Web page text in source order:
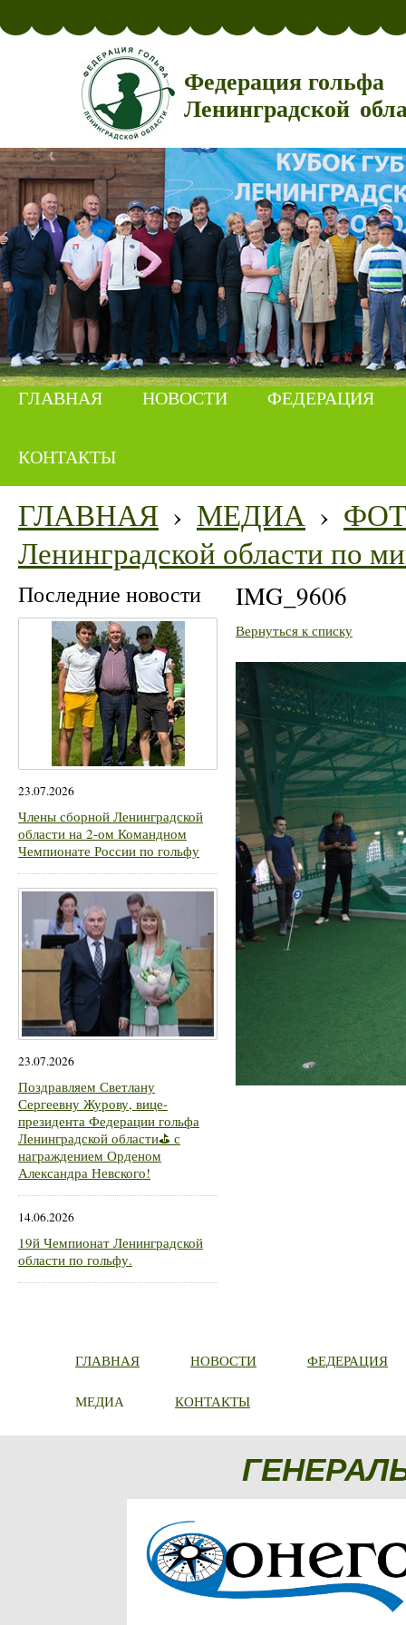
Федерация гольфа
Ленинградской
ГЛАВНАЯ НОВОСТИ ФЕДЕРАЦИЯ
КОНТАКТЫ
ГЛАВНАЯ › МЕДИА ›
Ленинградской области по
Последние новости
23.07.2026
Члены сборной Ленинградской
области на 2-ом Командном
Чемпионате России по гольфу
23.07.2026
Поздравляем Светлану
Сергеевну Журову, вице-
президента Федерации гольфа
Ленинградской области⛳ с
награждением Орденом
Александра Невского!
14.06.2026
19й Чемпионат Ленинградской
области по гольфу.
IMG_9606
Вернуться к списку
ГЛАВНАЯ НОВОСТИ ФЕДЕРАЦИЯ
МЕДИА КОНТАКТЫ